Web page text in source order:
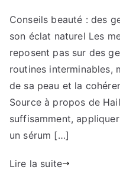
Conseils beauté : des
son éclat naturel Les
reposent pas sur des
routines interminables,
de sa peau et la
Source à propos de
suffisamment,
un sérum […]
Lire la suite